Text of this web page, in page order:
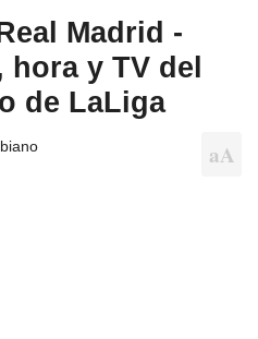
Madrid -
y TV del
de LaLiga